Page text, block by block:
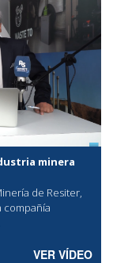
minera
de Resiter,
compañía
VER VÍDEO